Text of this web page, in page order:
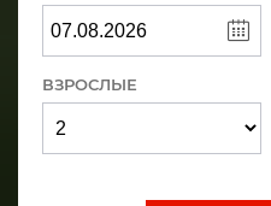
ВЗРОСЛЫЕ